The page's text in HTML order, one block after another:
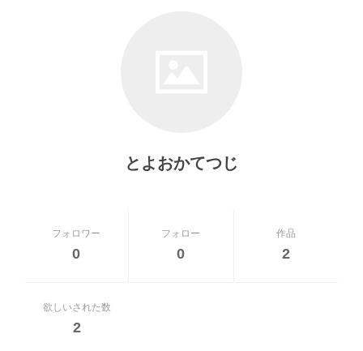
とよおかてつじ
フォロワー
0
フォロー
0
作品
2
欲しいされた数
2